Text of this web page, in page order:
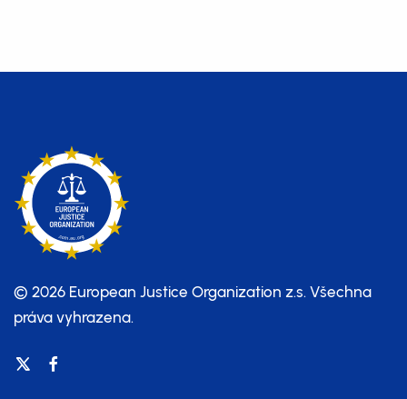
© 2026 European Justice Organization z.s. Všechna
práva vyhrazena.